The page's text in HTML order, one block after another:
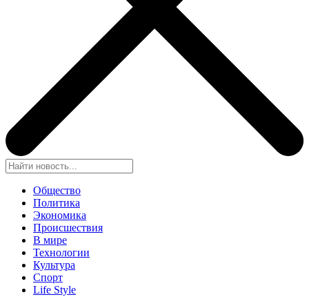
Общество
Политика
Экономика
Происшествия
В мире
Технологии
Культура
Спорт
Life Style